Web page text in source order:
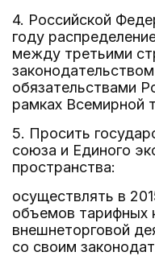
4. Российской
году
между третьими
обязательствами
рамках Всемирной
5. Просить
союза и Единого
пространства:
осуществлять в
объемов тарифных
внешнеторговой
со своим